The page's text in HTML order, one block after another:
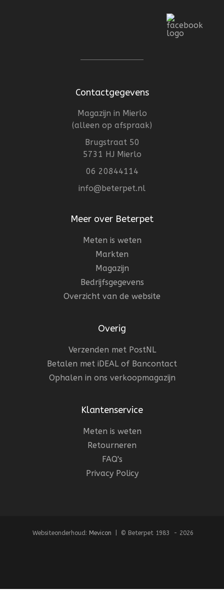
Contactgegevens
Magazijn in Mierlo
(alleen op afspraak)
Brugstraat 50
5731 HJ Mierlo
06 20844114
info@beterpet.nl
Meer over Beterpet
Meten is weten
Markten
Magazijn
Bedrijfsgegevens
Overzicht van de website
Overig
Verzenden met PostNL
Betalen met iDEAL of Bancontact
Ophalen in ons verkoopmagazijn
Klantenservice
Meten is weten
Retourneren
FAQ's
Privacy Policy
Websiteonderhoud: Mevicon | © Beterpet 1983 - 2026